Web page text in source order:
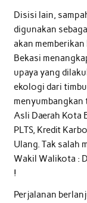
Disisi lain,
digunakan
akan
Bekasi
upaya yang
ekologi dari
menyumbangkan
Asli Daerah Kota
PLTS, Kredit
Ulang. Tak salah
Wakil Walikota :
!
Perjalanan